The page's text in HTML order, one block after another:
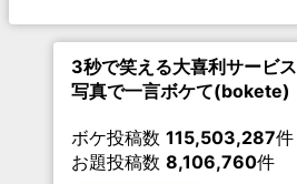
3秒で笑える大喜利サービス
写真で一言ボケて(bokete)
ボケ投稿数 115,503,287件
お題投稿数 8,106,760件